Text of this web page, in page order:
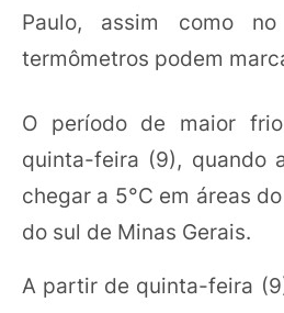
Paulo, assim como
termômetros podem
O período de maior
quinta-feira (9), quando
chegar a 5°C em áreas
do sul de Minas Gerais.
A partir de quinta-feira